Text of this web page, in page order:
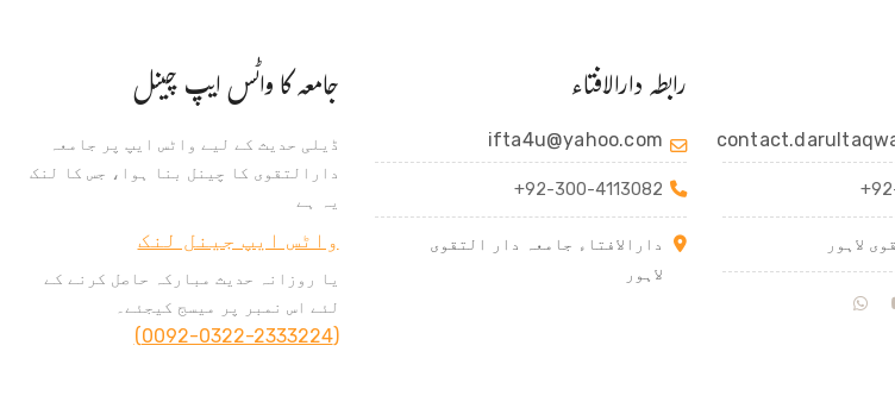
لاہور
رابطہ دارالافتاء
ifta4u@yahoo.com
+92-300-4113082
دارالافتاء جامعہ دار التقوی
لاہور
جامعہ کا واٹس ایپ چینل
ڈیلی حدیث کے لیے واٹس ایپ پر جامعہ
دارالتقوی کا چینل بنا ہوا، جس کا لنک
یہ ہے
واٹس ایپ جینل لنک
یا روزانہ حدیث مبارکہ حاصل کرنے کے
لئے اس نمبر پر میسج کیجئے۔
(0092-0322-2333224)